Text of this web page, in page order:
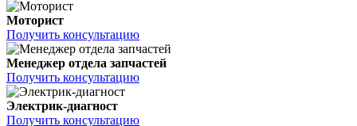
Моторист
Получить консультацию
Менеджер отдела запчастей
Получить консультацию
Электрик-диагност
Получить консультацию